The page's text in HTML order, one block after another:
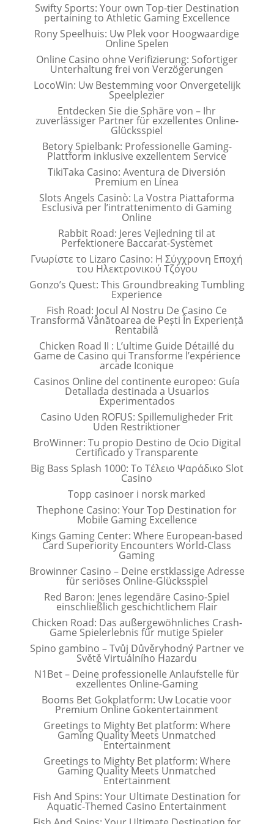
Swifty Sports: Your own Top-tier Destination
pertaining to Athletic Gaming Excellence
Rony Speelhuis: Uw Plek voor Hoogwaardige
Online Spelen
Online Casino ohne Verifizierung: Sofortiger
Unterhaltung frei von Verzögerungen
LocoWin: Uw Bestemming voor Onvergetelijk
Speelplezier
Entdecken Sie die Sphäre von – Ihr
zuverlässiger Partner für exzellentes Online-
Glücksspiel
Betory Spielbank: Professionelle Gaming-
Plattform inklusive exzellentem Service
TikiTaka Casino: Aventura de Diversión
Premium en Línea
Slots Angels Casinò: La Vostra Piattaforma
Esclusiva per l’intrattenimento di Gaming
Online
Rabbit Road: Jeres Vejledning til at
Perfektionere Baccarat-Systemet
Γνωρίστε το Lizaro Casino: Η Σύγχρονη Εποχή
του Ηλεκτρονικού Τζόγου
Gonzo’s Quest: This Groundbreaking Tumbling
Experience
Fish Road: Jocul Al Nostru De Casino Ce
Transformă Vânătoarea de Pești În Experiență
Rentabilă
Chicken Road II : L’ultime Guide Détaillé du
Game de Casino qui Transforme l’expérience
arcade Iconique
Casinos Online del continente europeo: Guía
Detallada destinada a Usuarios
Experimentados
Casino Uden ROFUS: Spillemuligheder Frit
Uden Restriktioner
BroWinner: Tu propio Destino de Ocio Digital
Certificado y Transparente
Big Bass Splash 1000: Το Τέλειο Ψαράδικο Slot
Casino
Topp casinoer i norsk marked
Thephone Casino: Your Top Destination for
Mobile Gaming Excellence
Kings Gaming Center: Where European-based
Card Superiority Encounters World-Class
Gaming
Browinner Casino – Deine erstklassige Adresse
für seriöses Online-Glücksspiel
Red Baron: Jenes legendäre Casino-Spiel
einschließlich geschichtlichem Flair
Chicken Road: Das außergewöhnliches Crash-
Game Spielerlebnis für mutige Spieler
Spino gambino – Tvůj Důvěryhodný Partner ve
Světě Virtuálního Hazardu
N1Bet – Deine professionelle Anlaufstelle für
exzellentes Online-Gaming
Booms Bet Gokplatform: Uw Locatie voor
Premium Online Gokentertainment
Greetings to Mighty Bet platform: Where
Gaming Quality Meets Unmatched
Entertainment
Greetings to Mighty Bet platform: Where
Gaming Quality Meets Unmatched
Entertainment
Fish And Spins: Your Ultimate Destination for
Aquatic-Themed Casino Entertainment